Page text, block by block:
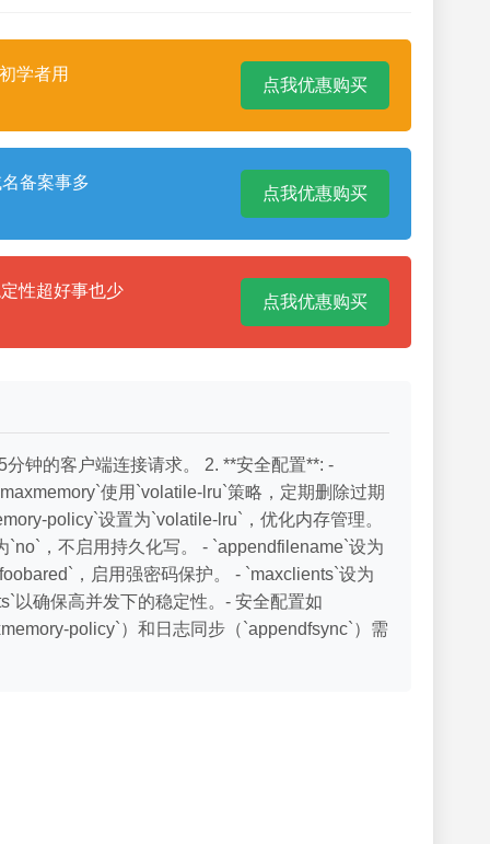
学者用
点我优惠购买
备案事多
点我优惠购买
性超好事也少
点我优惠购买
钟的客户端连接请求。 2. **安全配置**: -
使用`volatile-lru`策略，定期删除过期
policy`设置为`volatile-lru`，优化内存管理。
，不启用持久化写。 - `appendfilename`设为
，启用强密码保护。 - `maxclients`设为
以确保高并发下的稳定性。- 安全配置如
policy`）和日志同步（`appendfsync`）需